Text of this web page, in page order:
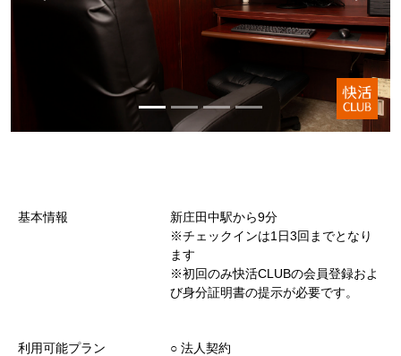
基本情報
新庄田中駅から9分
※チェックインは1日3回までとなり
ます
※初回のみ快活CLUBの会員登録およ
び身分証明書の提示が必要です。
利用可能プラン
○︎ 法人契約